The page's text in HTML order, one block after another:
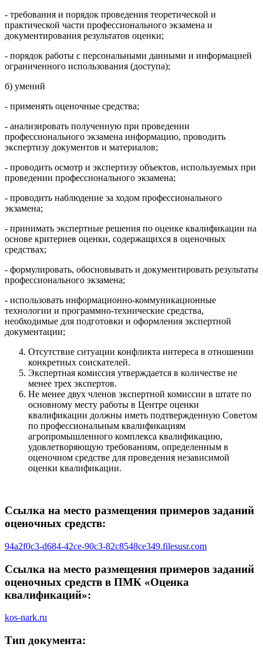
- требования и порядок проведения теоретической и
практической части профессионального экзамена и
документирования результатов оценки;
- порядок работы с персональными данными и информацией
ограниченного использования (доступа);
б) умений
- применять оценочные средства;
- анализировать полученную при проведении
профессионального экзамена информацию, проводить
экспертизу документов и материалов;
- проводить осмотр и экспертизу объектов, используемых при
проведении профессионального экзамена;
- проводить наблюдение за ходом профессионального
экзамена;
- принимать экспертные решения по оценке квалификации на
основе критериев оценки, содержащихся в оценочных
средствах;
- формулировать, обосновывать и документировать результаты
профессионального экзамена;
- использовать информационно-коммуникационные
технологии и программно-технические средства,
необходимые для подготовки и оформления экспертной
документации;
Отсутствие ситуации конфликта интереса в отношении
конкретных соискателей.
Экспертная комиссия утверждается в количестве не
менее трех экспертов.
Не менее двух членов экспертной комиссии в штате по
основному месту работы в Центре оценки
квалификации должны иметь подтвержденную Советом
по профессиональным квалификациям
агропромышленного комплекса квалификацию,
удовлетворяющую требованиям, определенным в
оценочном средстве для проведения независимой
оценки квалификации.
Ссылка на место размещения примеров заданий
оценочных средств:
94a2f0c3-d684-42ce-90c3-82c8548ce349.filesusr.com
Ссылка на место размещения примеров заданий
оценочных средств в ПМК «Оценка
квалификаций»:
kos-nark.ru
Тип документа: